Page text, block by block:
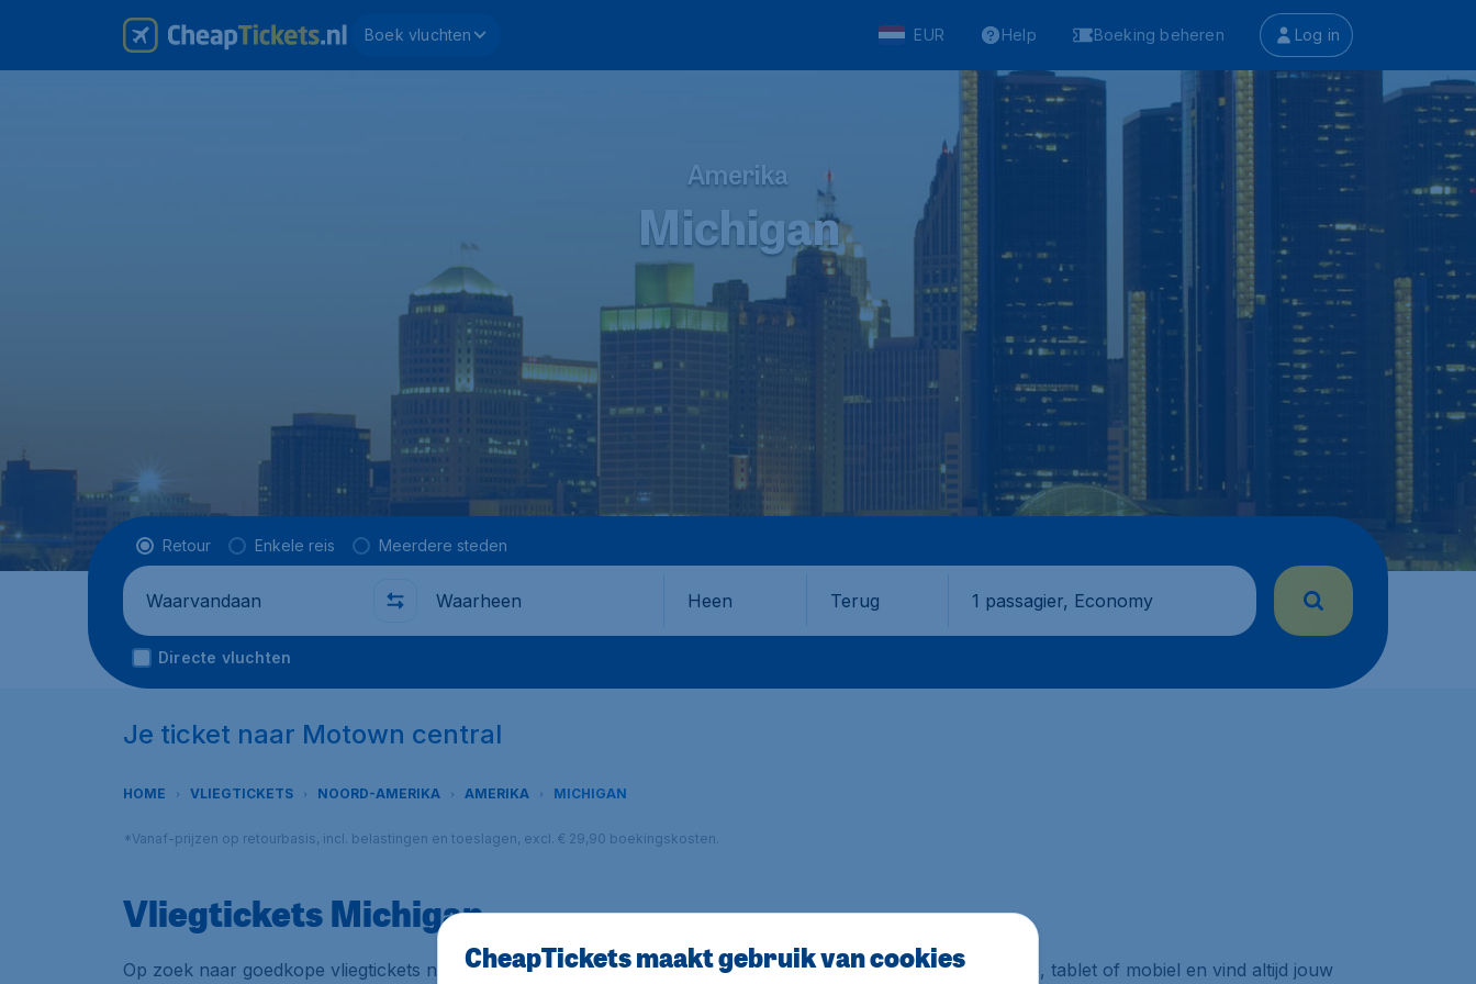
Boek vluchten EUR Help Boeking beheren Log in
Amerika
Michigan
Vluchttype
Retour Enkele reis Meerdere steden
Waarvandaan Waarheen Heen Terug 1 passagier, Economy
Directe vluchten
Je ticket naar Motown central
HOME VLIEGTICKETS NOORD-AMERIKA AMERIKA MICHIGAN
*Vanaf-prijzen op retourbasis, incl. belastingen en toeslagen, excl. € 29,90 boekingskosten.
Vliegtickets Michigan
Op zoek naar goedkope vliegtickets naar Michigan? Op CheapTickets.nl vind je ze zeker! Boek vanaf je laptop, tablet of mobiel en vind altijd jouw
CheapTickets maakt gebruik van cookies